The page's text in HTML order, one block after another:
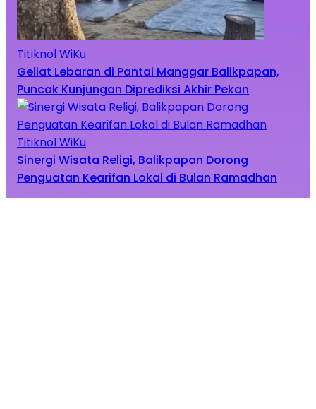
Titiknol WiKu
Geliat Lebaran di Pantai Manggar Balikpapan,
Puncak Kunjungan Diprediksi Akhir Pekan
Titiknol WiKu
Sinergi Wisata Religi, Balikpapan Dorong
Penguatan Kearifan Lokal di Bulan Ramadhan